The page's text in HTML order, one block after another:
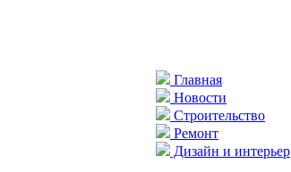
Главная
Новости
Строительство
Ремонт
Дизайн и интерьер